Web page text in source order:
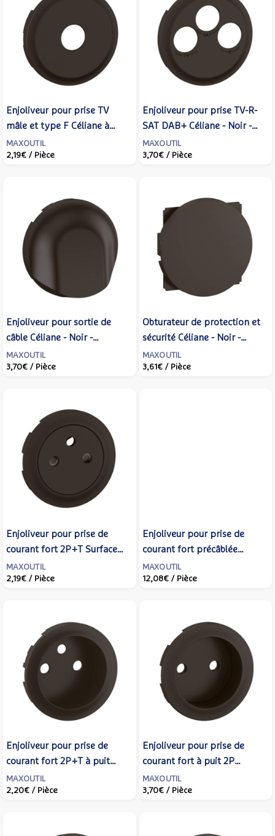
Enjoliveur pour prise TV
mâle et type F Céliane à
visser - Noir - LEGRAND -
CN0382
MAXOUTIL
2,19€ / Pièce
Enjoliveur pour prise TV-R-
SAT DAB+ Céliane - Noir -
CN0388 - LEGRAND
MAXOUTIL
3,70€ / Pièce
Enjoliveur pour sortie de
câble Céliane - Noir -
LEGRAND - CN0181
MAXOUTIL
3,70€ / Pièce
Obturateur de protection et
sécurité Céliane - Noir -
LEGRAND - CN0210
MAXOUTIL
3,61€ / Pièce
Enjoliveur pour prise de
courant fort 2P+T Surface
Confort Céliane - Noir -
LEGRAND - CN0111
MAXOUTIL
2,19€ / Pièce
Enjoliveur pour prise de
courant fort précâblée
4x2P+T compacte Surface à
bornes automatiques Céliane
MAXOUTIL
12,08€ / Pièce
Enjoliveur pour prise de
courant fort 2P+T à puit
bornes à vis Céliane - Noir -
LEGRAND - CN0116
MAXOUTIL
2,20€ / Pièce
Enjoliveur pour prise de
courant fort à puit 2P
Céliane - Noir - LEGRAND -
CN0110
MAXOUTIL
3,70€ / Pièce